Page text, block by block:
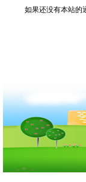
如果还没有本站的